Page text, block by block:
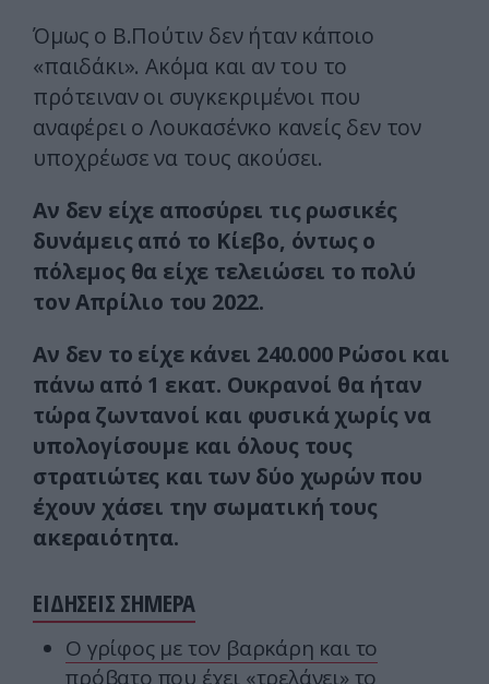
Όμως ο Β.Πούτιν δεν ήταν κάποιο
«παιδάκι». Ακόμα και αν του το
πρότειναν οι συγκεκριμένοι που
αναφέρει ο Λουκασένκο κανείς δεν τον
υποχρέωσε να τους ακούσει.
Αν δεν είχε αποσύρει τις ρωσικές
δυνάμεις από το Κίεβο, όντως ο
πόλεμος θα είχε τελειώσει το πολύ
τον Απρίλιο του 2022.
Αν δεν το είχε κάνει 240.000 Ρώσοι και
πάνω από 1 εκατ. Ουκρανοί θα ήταν
τώρα ζωντανοί και φυσικά χωρίς να
υπολογίσουμε και όλους τους
στρατιώτες και των δύο χωρών που
έχουν χάσει την σωματική τους
ακεραιότητα.
ΕΙΔΗΣΕΙΣ ΣΗΜΕΡΑ
Ο γρίφος με τον βαρκάρη και το
πρόβατο που έχει «τρελάνει» το